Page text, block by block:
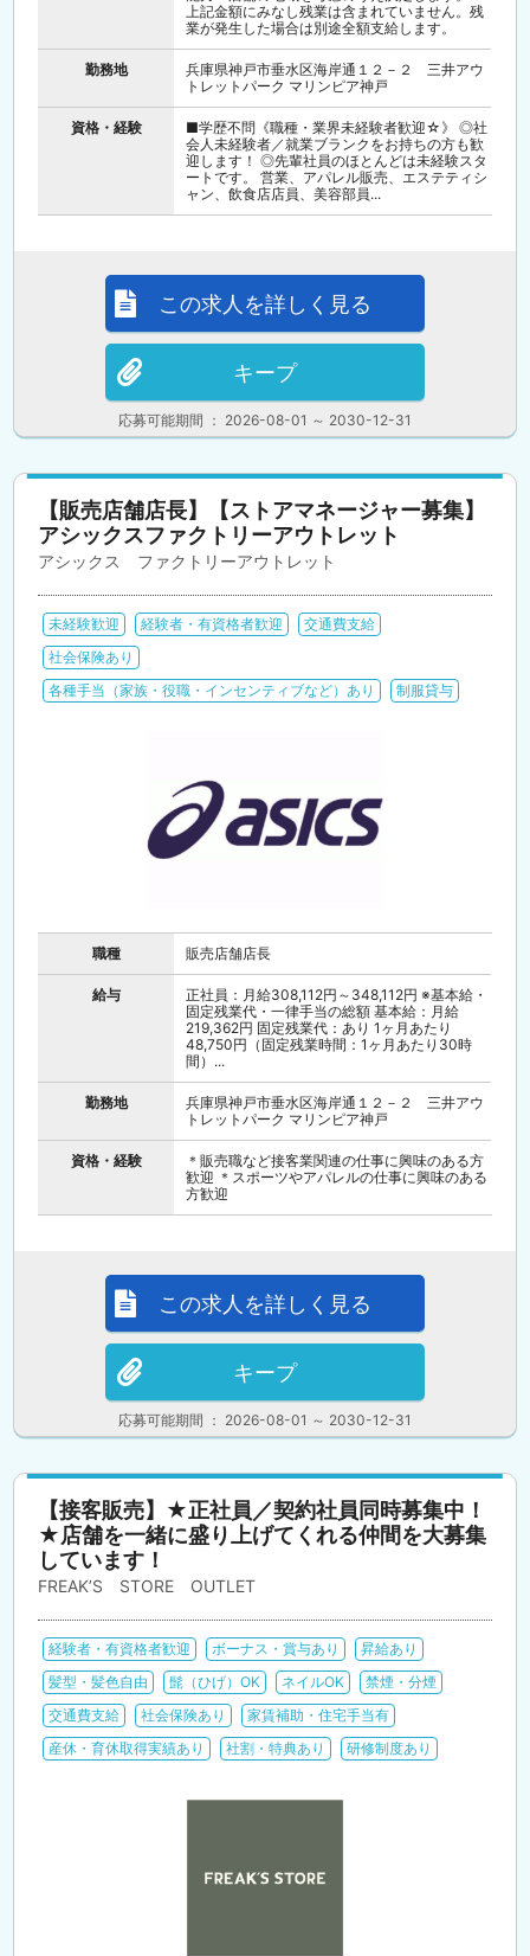
上記金額にみなし残業は含まれていません。残
業が発生した場合は別途全額支給します。
勤務地
兵庫県神戸市垂水区海岸通１２－２ 三井アウ
トレットパーク マリンピア神戸
資格・経験
■学歴不問《職種・業界未経験者歓迎☆》 ◎社
会人未経験者／就業ブランクをお持ちの方も歓
迎します！ ◎先輩社員のほとんどは未経験スタ
ートです。 営業、アパレル販売、エステティシ
ャン、飲食店店員、美容部員...
応募可能期間 ： 2026-08-01 ～ 2030-12-31
この求人を詳しく見る
キープ
【販売店舗店長】【ストアマネージャー募集】
アシックスファクトリーアウトレット
アシックス ファクトリーアウトレット
未経験歓迎 経験者・有資格者歓迎
交通費支給
社会保険あり
各種手当（家族・役職・インセンティブなど）あり
制服貸与
職種 販売店舗店長
給与
正社員：月給308,112円～348,112円 ※基本給・
固定残業代・一律手当の総額 基本給：月給
219,362円 固定残業代：あり 1ヶ月あたり
48,750円（固定残業時間：1ヶ月あたり30時
間）...
勤務地
兵庫県神戸市垂水区海岸通１２－２ 三井アウ
トレットパーク マリンピア神戸
資格・経験
＊販売職など接客業関連の仕事に興味のある方
歓迎 ＊スポーツやアパレルの仕事に興味のある
方歓迎
応募可能期間 ： 2026-08-01 ～ 2030-12-31
この求人を詳しく見る
キープ
【接客販売】★正社員／契約社員同時募集中！
★店舗を一緒に盛り上げてくれる仲間を大募集
しています！
FREAK’S STORE OUTLET
経験者・有資格者歓迎 ボーナス・賞与あり
昇給あり
髪型・髪色自由
髭（ひげ）OK ネイルOK
禁煙・分煙
交通費支給
社会保険あり
家賃補助・住宅手当有
産休・育休取得実績あり
社割・特典あり 研修制度あり